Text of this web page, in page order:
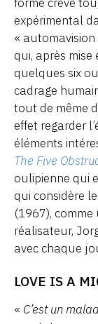
expérimental
«
qui, après
quelques six
cadrage
tout de même
effet regarder
éléments
The Five
oulipienne qui
qui considère
(1967),
réalisateur,
avec chaque
LOVE IS A
« C’est un